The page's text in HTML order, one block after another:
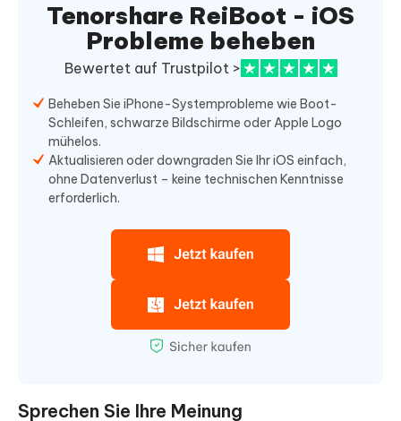
Tenorshare ReiBoot - iOS
Probleme beheben
Bewertet auf Trustpilot >
Beheben Sie iPhone-Systemprobleme wie Boot-
Schleifen, schwarze Bildschirme oder Apple Logo
mühelos.
Aktualisieren oder downgraden Sie Ihr iOS einfach,
ohne Datenverlust – keine technischen Kenntnisse
erforderlich.
Sprechen Sie Ihre Meinung